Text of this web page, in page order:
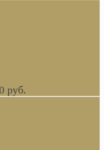
овальная
с рисунком синяя
руб.